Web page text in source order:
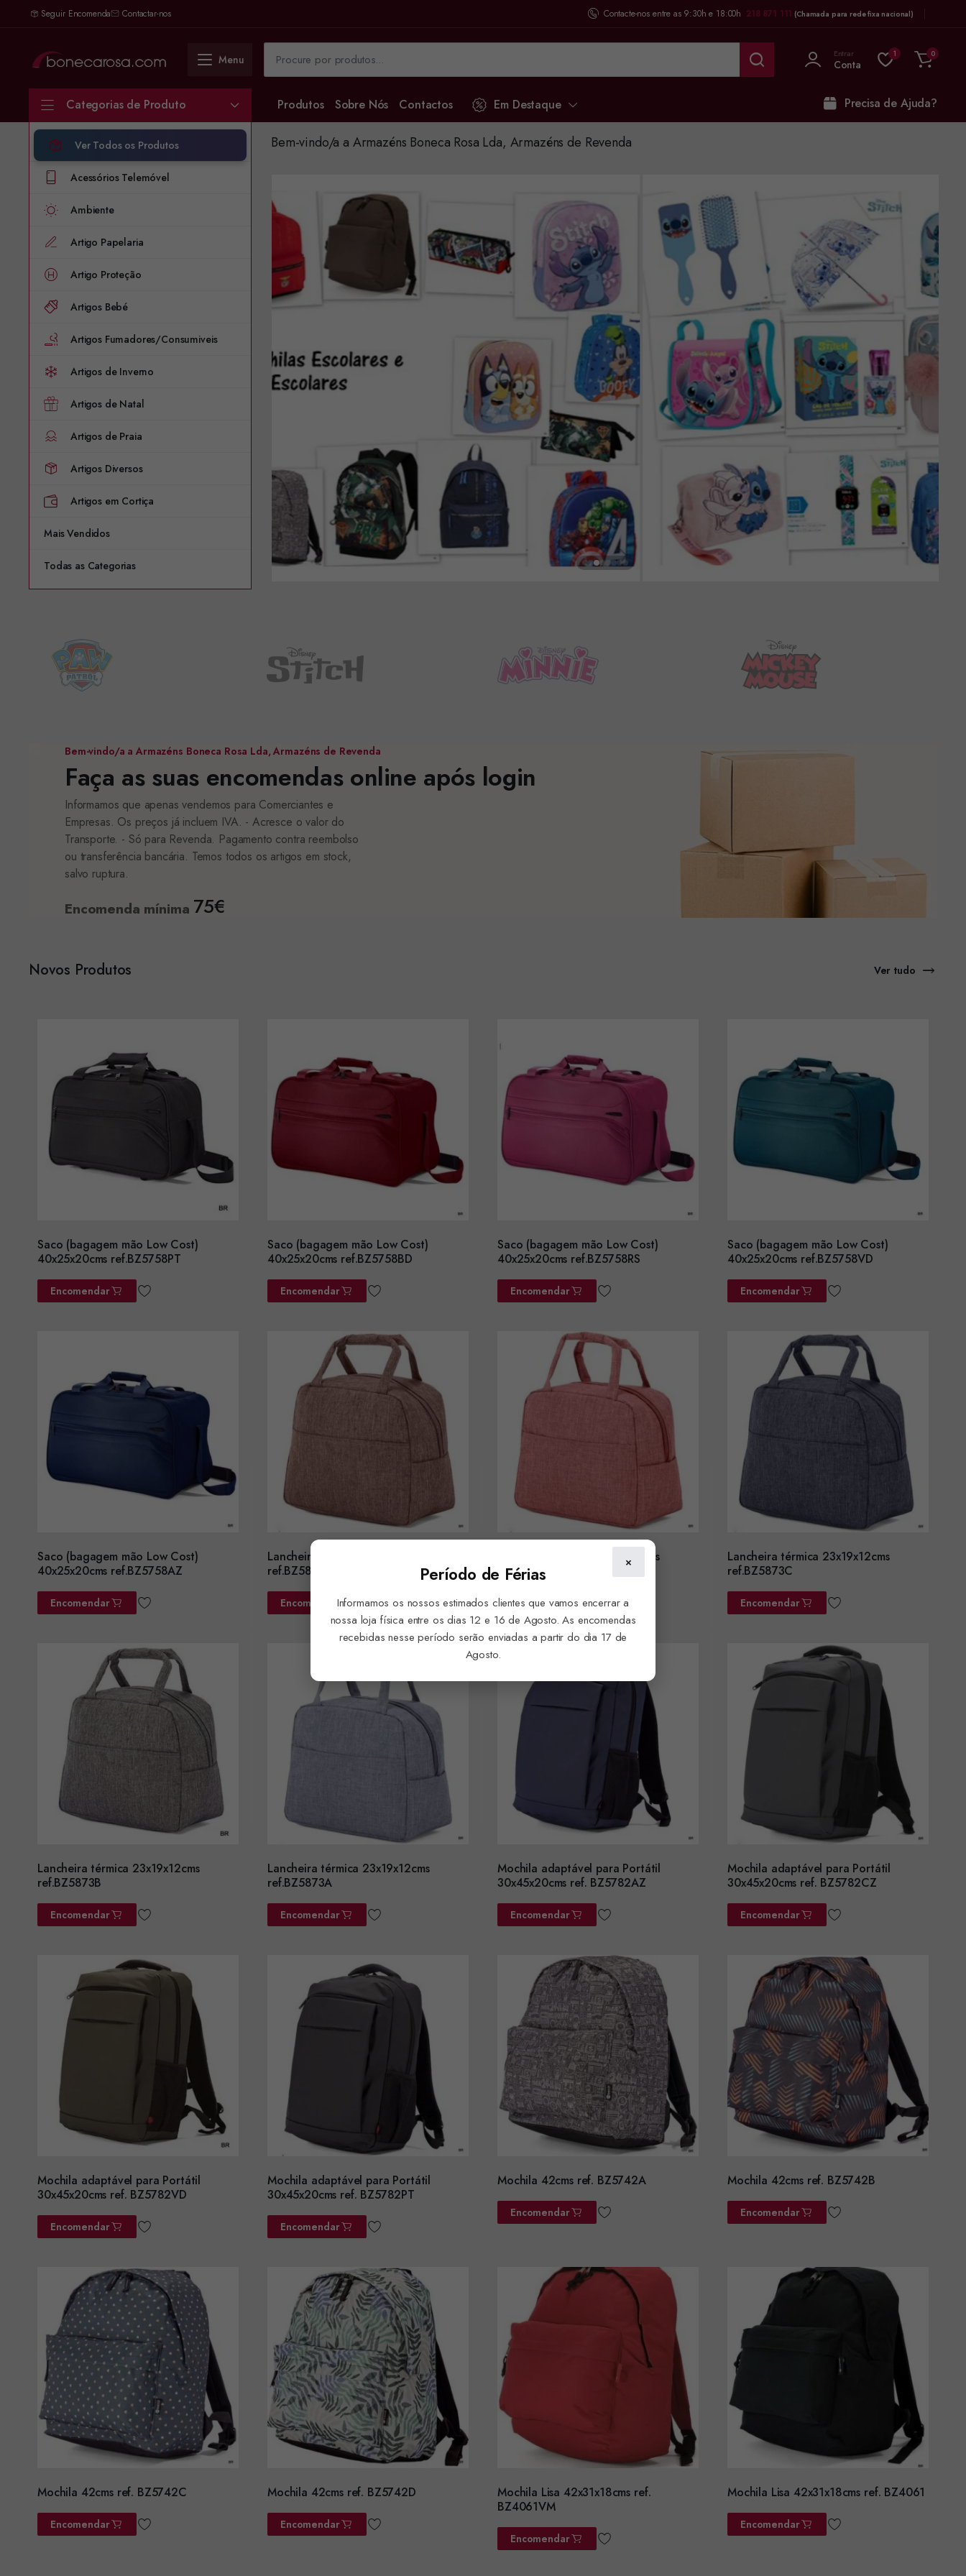
Seguir Encomenda Contactar-nos Contacte-nos entre as 9:30h e 18:00h 218 871 111 (Chamada para rede fixa nacional)
Menu Entrar
Conta
1 0
Categorias de Produto
Ver Todos os Produtos
Acessórios Telemóvel
Ambiente
Artigo Papelaria
Artigo Proteção
Artigos Bebé
Artigos Fumadores/Consumiveis
Artigos de Inverno
Artigos de Natal
Artigos de Praia
Artigos Diversos
Artigos em Cortiça
Mais Vendidos
Todas as Categorias
Produtos Sobre Nós Contactos Em Destaque Precisa de Ajuda?
Bem-vindo/a a Armazéns Boneca Rosa Lda, Armazéns de Revenda
Bem-vindo/a a Armazéns Boneca Rosa Lda, Armazéns de Revenda
Faça as suas encomendas online após login
Informamos que apenas vendemos para Comerciantes e
Empresas. Os preços já incluem IVA. - Acresce o valor do
Transporte. - Só para Revenda. Pagamento contra reembolso
ou transferência bancária. Temos todos os artigos em stock,
salvo ruptura.
Encomenda mínima 75€
Novos Produtos Ver tudo
Saco (bagagem mão Low Cost)
40x25x20cms ref.BZ5758PT
Encomendar
Saco (bagagem mão Low Cost)
40x25x20cms ref.BZ5758BD
Encomendar
Saco (bagagem mão Low Cost)
40x25x20cms ref.BZ5758RS
Encomendar
Saco (bagagem mão Low Cost)
40x25x20cms ref.BZ5758VD
Encomendar
Saco (bagagem mão Low Cost)
40x25x20cms ref.BZ5758AZ
Encomendar
Lancheira térmica 23x19x12cms
ref.BZ5873E
Encomendar
Lancheira térmica 23x19x12cms
ref.BZ5873D
Encomendar
Lancheira térmica 23x19x12cms
ref.BZ5873C
Encomendar
Lancheira térmica 23x19x12cms
ref.BZ5873B
Encomendar
Lancheira térmica 23x19x12cms
ref.BZ5873A
Encomendar
Mochila adaptável para Portátil
30x45x20cms ref. BZ5782AZ
Encomendar
Mochila adaptável para Portátil
30x45x20cms ref. BZ5782CZ
Encomendar
Mochila adaptável para Portátil
30x45x20cms ref. BZ5782VD
Encomendar
Mochila adaptável para Portátil
30x45x20cms ref. BZ5782PT
Encomendar
Mochila 42cms ref. BZ5742A
Encomendar
Mochila 42cms ref. BZ5742B
Encomendar
Mochila 42cms ref. BZ5742C
Encomendar
Mochila 42cms ref. BZ5742D
Encomendar
Mochila Lisa 42x31x18cms ref.
BZ4061VM
Encomendar
Mochila Lisa 42x31x18cms ref. BZ4061
Encomendar
×
Período de Férias
Informamos os nossos estimados clientes que vamos encerrar a
nossa loja física entre os dias 12 e 16 de Agosto. As encomendas
recebidas nesse período serão enviadas a partir do dia 17 de
Agosto.